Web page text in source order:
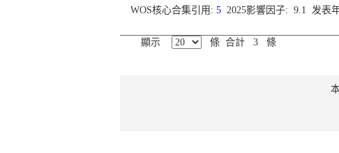
WOS核心合集引用: 5 2025影響因子: 9.1 发表
顯示
條 合計 3 條